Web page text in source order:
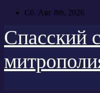
Перейти
содержимому
Сб. Авг 8th, 2026
Спасский